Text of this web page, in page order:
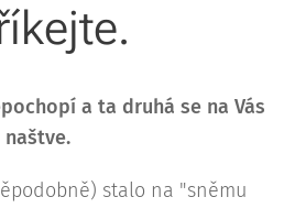
a ta druhá se na Vás
naštve.
stalo na "sněmu